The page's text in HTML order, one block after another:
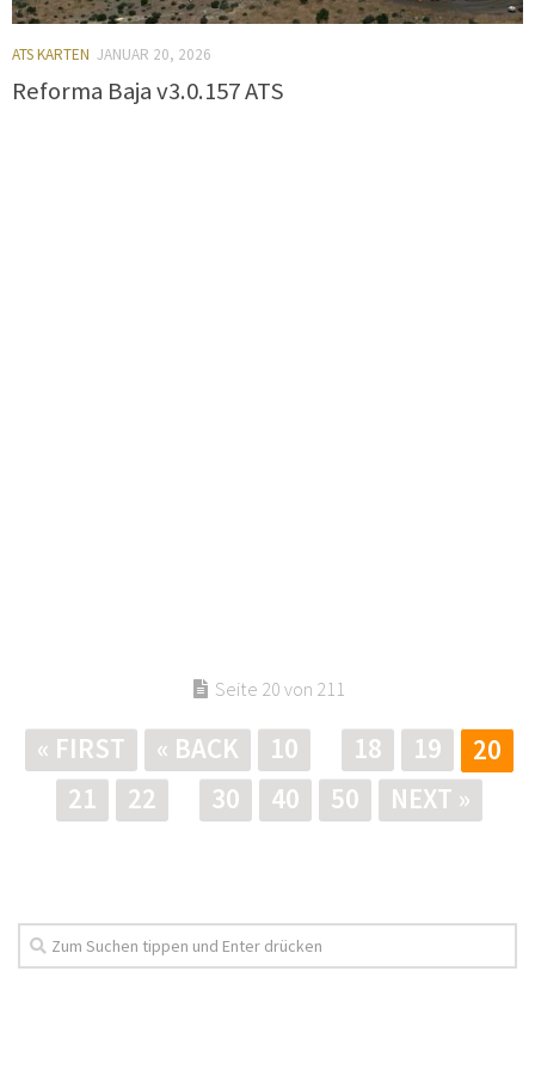
ATS KARTEN JANUAR 20, 2026
Reforma Baja v3.0.157 ATS
Seite 20 von 211
« FIRST « BACK 10 18 19
20
21
22 30 40 50 NEXT »